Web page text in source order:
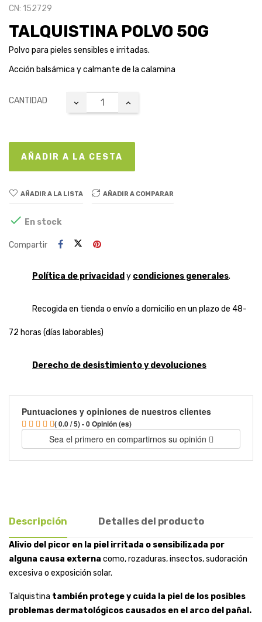
CN: 152729
TALQUISTINA POLVO 50G
Polvo para pieles sensibles e irritadas.
Acción balsámica y calmante de la calamina
CANTIDAD
AÑADIR A LA CESTA
AÑADIR A LA LISTA AÑADIR A COMPARAR
 En stock
Compartir
Política de privacidad y condiciones generales.
Recogida en tienda o envío a domicilio en un plazo de 48-
72 horas (días laborables)
Derecho de desistimiento y devoluciones
Puntuaciones y opiniones de nuestros clientes
( 0.0 / 5) - 0 Opinión (es)
Sea el primero en compartirnos su opinión
Descripción Detalles del producto
Alivio del picor en la piel irritada o sensibilizada por
alguna causa externa como, rozaduras, insectos, sudoración
excesiva o exposición solar.
Talquistina también protege y cuida la piel de los posibles
problemas dermatológicos causados en el arco del pañal.